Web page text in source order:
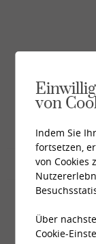
von
Indem Sie
fortsetzen,
von Cookies
Über
Cookie-